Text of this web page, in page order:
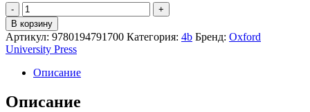
Quantity
В корзину
Артикул: 9780194791700 Категория: 4b Бренд: Oxford
University Press
Описание
Описание